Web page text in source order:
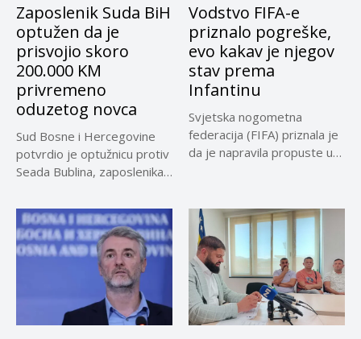
Zaposlenik Suda BiH
optužen da je
prisvojio skoro
200.000 KM
privremeno
oduzetog novca
Sud Bosne i Hercegovine
potvrdio je optužnicu protiv
Seada Bublina, zaposlenika
Vodstvo FIFA-e
priznalo pogreške,
evo kakav je njegov
stav prema
Infantinu
Svjetska nogometna
federacija (FIFA) priznala je
da je napravila propuste u